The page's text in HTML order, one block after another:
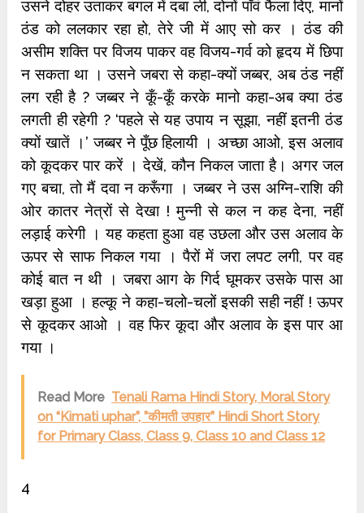
उसने दोहर उताकर बगल में दबा ली, दोनों पॉवं फैला दिए, मानों
ठंड को ललकार रहा हो, तेरे जी में आए सो कर । ठंड की
असीम शक्ति पर विजय पाकर वह विजय-गर्व को हृदय में छिपा
न सकता था । उसने जबरा से कहा-क्यों जब्बर, अब ठंड नहीं
लग रही है ? जब्बर ने कूँ-कूँ करके मानो कहा-अब क्या ठंड
लगती ही रहेगी ? ‘पहले से यह उपाय न सूझा, नहीं इतनी ठंड
क्यों खातें ।’ जब्बर ने पूँछ हिलायी । अच्छा आओ, इस अलाव
को कूदकर पार करें । देखें, कौन निकल जाता है। अगर जल
गए बचा, तो मैं दवा न करूँगा । जब्बर ने उस अग्नि-राशि की
ओर कातर नेत्रों से देखा ! मुन्नी से कल न कह देना, नहीं
लड़ाई करेगी । यह कहता हुआ वह उछला और उस अलाव के
ऊपर से साफ निकल गया । पैरों में जरा लपट लगी, पर वह
कोई बात न थी । जबरा आग के गिर्द घूमकर उसके पास आ
खड़ा हुआ । हल्कू ने कहा-चलो-चलों इसकी सही नहीं ! ऊपर
से कूदकर आओ । वह फिर कूदा और अलाव के इस पार आ
गया ।
Read More Tenali Rama Hindi Story, Moral Story
on “Kimati uphar”, ”कीमती उपहार” Hindi Short Story
for Primary Class, Class 9, Class 10 and Class 12
4